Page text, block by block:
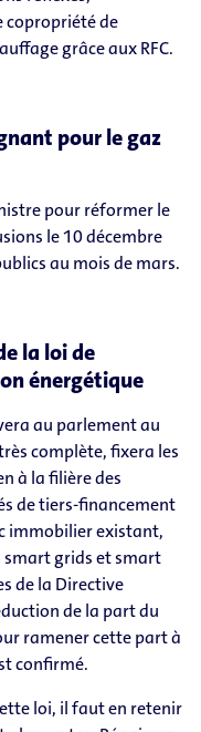
de
grâce aux RFC.
pour le gaz
pour réformer le
le 10 décembre
au mois de mars.
la loi de
énergétique
au parlement au
complète, fixera les
à la filière des
de tiers-financement
immobilier existant,
smart grids et smart
de la Directive
de la part du
ramener cette part à
confirmé.
loi, il faut en retenir